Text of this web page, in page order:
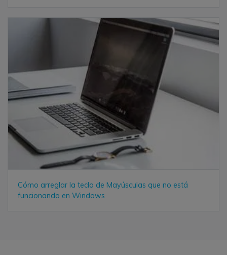
Cómo arreglar la tecla de Mayúsculas que no está
funcionando en Windows